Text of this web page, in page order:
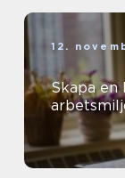
12.
Skapa en